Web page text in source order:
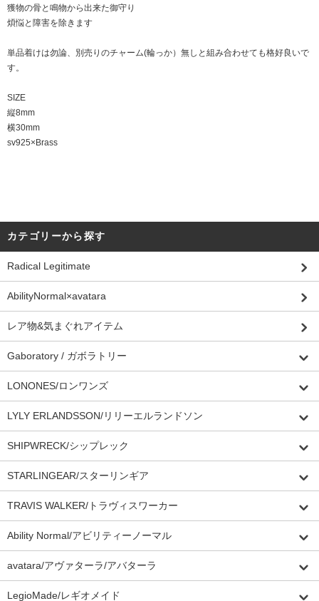
獲物の骨と鳴物から出来た御守り
煩悩と障害を除きます
単品着けは勿論、別売りのチャーム(輪っか）無しと組み合わせても格好良いで
す。
SIZE
縦8mm
横30mm
sv925×Brass
カテゴリーから探す
Radical Legitimate
AbilityNormal×avatara
レア物&気まぐれアイテム
Gaboratory / ガボラトリー
LONONES/ロンワンズ
LYLY ERLANDSSON/リリーエルランドソン
SHIPWRECK/シップレック
STARLINGEAR/スターリンギア
TRAVIS WALKER/トラヴィスワーカー
Ability Normal/アビリティーノーマル
avatara/アヴァターラ/アバターラ
LegioMade/レギオメイド